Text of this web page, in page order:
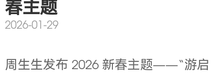
春主题
2026-01-29
周生生发布 2026 新春主题——“游启